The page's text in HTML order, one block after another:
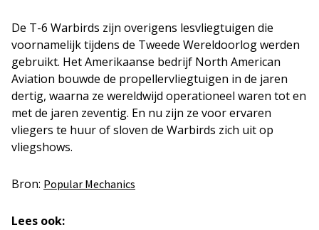
De T-6 Warbirds zijn overigens lesvliegtuigen die
voornamelijk tijdens de Tweede Wereldoorlog werden
gebruikt. Het Amerikaanse bedrijf North American
Aviation bouwde de propellervliegtuigen in de jaren
dertig, waarna ze wereldwijd operationeel waren tot en
met de jaren zeventig. En nu zijn ze voor ervaren
vliegers te huur of sloven de Warbirds zich uit op
vliegshows.
Bron: Popular Mechanics
Lees ook: